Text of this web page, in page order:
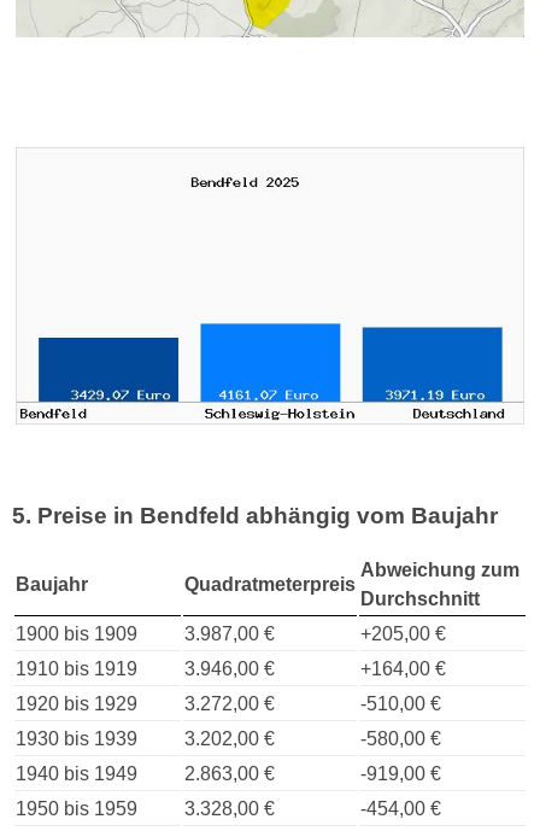
5. Preise in Bendfeld abhängig vom Baujahr
Baujahr Quadratmeterpreis
Abweichung zum
Durchschnitt
1900 bis 1909
3.987,00 €
+205,00 €
1910 bis 1919
3.946,00 €
+164,00 €
1920 bis 1929
3.272,00 €
-510,00 €
1930 bis 1939
3.202,00 €
-580,00 €
1940 bis 1949
2.863,00 €
-919,00 €
1950 bis 1959
3.328,00 €
-454,00 €